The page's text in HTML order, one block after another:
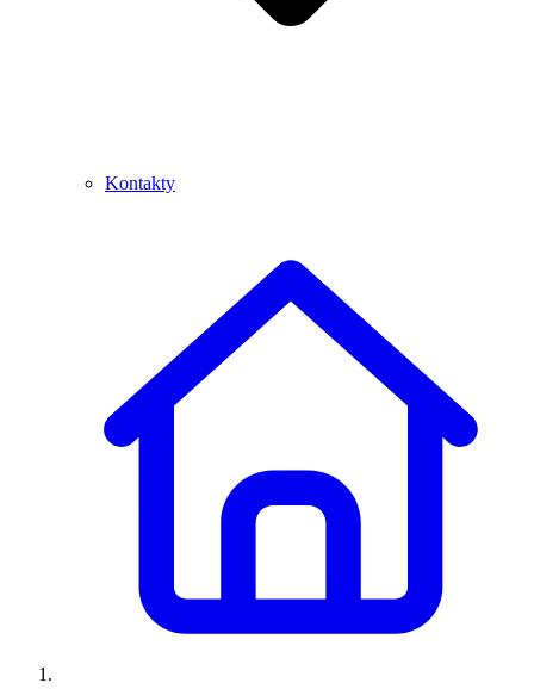
Kontakty